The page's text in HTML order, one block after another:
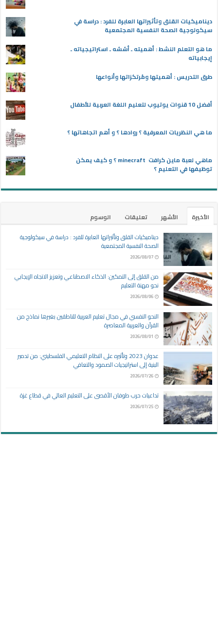
ديناميكيات القلق وتأثيراتها العابرة للفرد : دراسة في
سيكولوجية الصحة النفسية المجتمعية
ما هو التعلم النشط : أهميته ـ أسُسُه ـ استراتيجياته ـ
إيجابياته
طرق التدريس : أهميتها ومُرتكزاتها وأنواعها
أفضل 10 قنوات يوتيوب لتعليم اللغة العربية للأطفال
ما هي النظريات المعرفية ؟ روادها ؟ و أهم اتجاهاتها ؟
ماهي لعبة ماين كرافت minecraft ؟ و كيف يمكن
توظيفها في التعليم ؟
الأخيرة الأشهر تعليقات
الوسوم
ديناميكيات القلق وتأثيراتها العابرة للفرد : دراسة في سيكولوجية
الصحة النفسية المجتمعية
2026/08/07
من القلق إلى التمكين: الذكاء الاصطناعي وتعزيز الاتجاه الإيجابي
نحو مهنة التعليم
2026/08/06
النحو النفسي في مجال تعليم العربية للناطقين بغيرها نماذج من
القرآن والعربية المعاصرة
2026/08/01
عدوان 2023 وتأثيره على النظام التعليمي الفلسطيني: من تدمير
البنية إلى استراتيجيات الصمود والتعافي
2026/07/26
تداعيات حرب طوفان الأقصى على التعليم العالي في قطاع غزة
2026/07/25